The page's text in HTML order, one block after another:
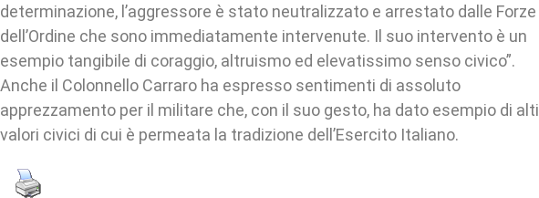
determinazione, l’aggressore è stato neutralizzato e arrestato dalle Forze
dell’Ordine che sono immediatamente intervenute. Il suo intervento è un
esempio tangibile di coraggio, altruismo ed elevatissimo senso civico”.
Anche il Colonnello Carraro ha espresso sentimenti di assoluto
apprezzamento per il militare che, con il suo gesto, ha dato esempio di alti
valori civici di cui è permeata la tradizione dell’Esercito Italiano.